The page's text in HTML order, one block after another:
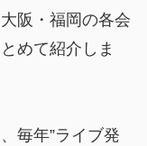
阪・福岡の各会
めて紹介しま
毎年”ライブ発